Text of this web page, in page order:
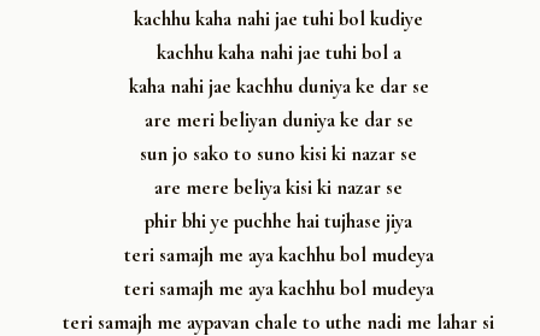
kachhu kaha nahi jae tuhi bol kudiye
kachhu kaha nahi jae tuhi bol a
kaha nahi jae kachhu duniya ke dar se
are meri beliyan duniya ke dar se
sun jo sako to suno kisi ki nazar se
are mere beliya kisi ki nazar se
phir bhi ye puchhe hai tujhase jiya
teri samajh me aya kachhu bol mudeya
teri samajh me aya kachhu bol mudeya
teri samajh me aypavan chale to uthe nadi me lahar si